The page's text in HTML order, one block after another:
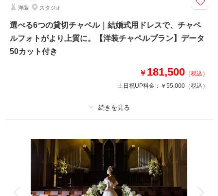
ガーデンでの撮影
洋装 スタジオ
選べる6つの貸切チャペル｜結婚式用ドレスで、チャペ
ルフォトがより上質に。【洋装チャペルプラン】データ
50カット付き
￥ 181,500 （税込）
土日祝UP料金： ￥55,000 （税込）
撮影料 新婦衣装1着 新郎衣装1着
ヘアメイク 小物一式
データ 50 カット 台紙付写真
衣装追加 会食 挙式